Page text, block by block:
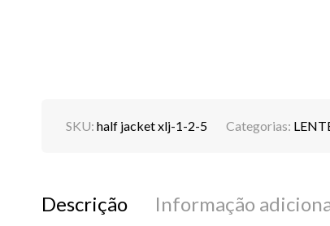
SKU: half jacket xlj-1-2-5 Categorias:
Descrição Informação